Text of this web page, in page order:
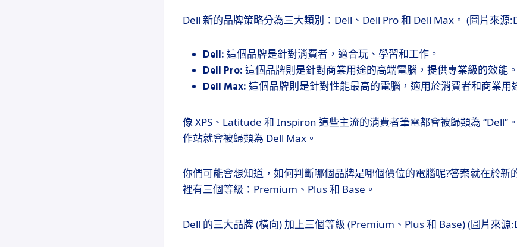
Dell 新的品牌策略分為三大類別：Dell、Dell Pro 和 Dell Max。 (圖片來源
Dell: 這個品牌是針對消費者，適合玩、學習和工作。
Dell Pro: 這個品牌則是針對商業用途的高端電腦，提供專業級的效能。
Dell Max: 這個品牌則是針對性能最高的電腦，適用於消費者和商業用
像 XPS、Latitude 和 Inspiron 這些主流的消費者筆電都會被歸類為 “Dell”
作站就會被歸類為 Dell Max。
你們可能會想知道，如何判斷哪個品牌是哪個價位的電腦呢?答案就在於新
裡有三個等級：Premium、Plus 和 Base。
Dell 的三大品牌 (橫向) 加上三個等級 (Premium、Plus 和 Base) (圖片來源